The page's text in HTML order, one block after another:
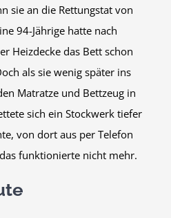
sie an die Rettungstat von
94-Jährige hatte nach
Heizdecke das Bett schon
als sie wenig später ins
Matratze und Bettzeug in
sich ein Stockwerk tiefer
von dort aus per Telefon
funktionierte nicht mehr.